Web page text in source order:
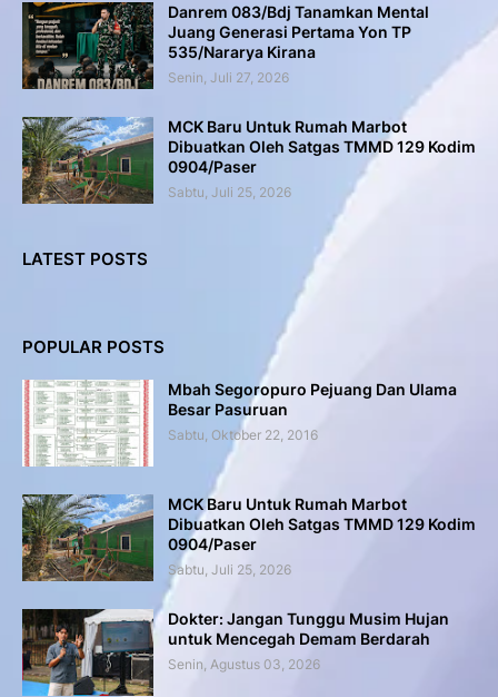
Danrem 083/Bdj Tanamkan Mental
Juang Generasi Pertama Yon TP
535/Nararya Kirana
Senin, Juli 27, 2026
MCK Baru Untuk Rumah Marbot
Dibuatkan Oleh Satgas TMMD 129 Kodim
0904/Paser
Sabtu, Juli 25, 2026
LATEST POSTS
POPULAR POSTS
Mbah Segoropuro Pejuang Dan Ulama
Besar Pasuruan
Sabtu, Oktober 22, 2016
MCK Baru Untuk Rumah Marbot
Dibuatkan Oleh Satgas TMMD 129 Kodim
0904/Paser
Sabtu, Juli 25, 2026
Dokter: Jangan Tunggu Musim Hujan
untuk Mencegah Demam Berdarah
Senin, Agustus 03, 2026